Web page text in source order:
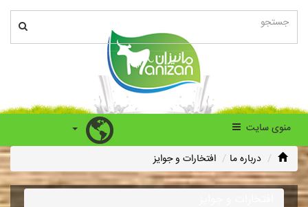
منوی سایت
درباره ما افتخارات و جوایز